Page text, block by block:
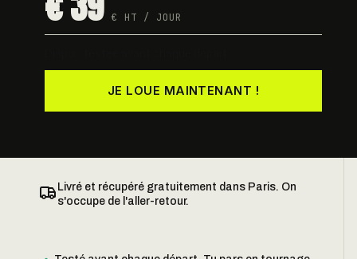
€ HT / JOUR
JE LOUE MAINTENANT !
Livré et récupéré gratuitement dans Paris. On
s'occupe de l'aller-retour.